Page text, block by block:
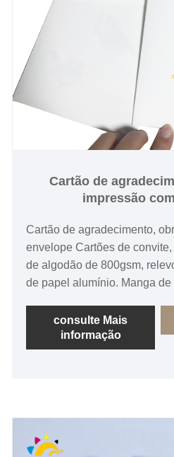
Cartão de
impressão
Cartão de agradecimento,
envelope Cartões de
de algodão de 800gsm,
de papel alumínio. Manga
consulte Mais
informação